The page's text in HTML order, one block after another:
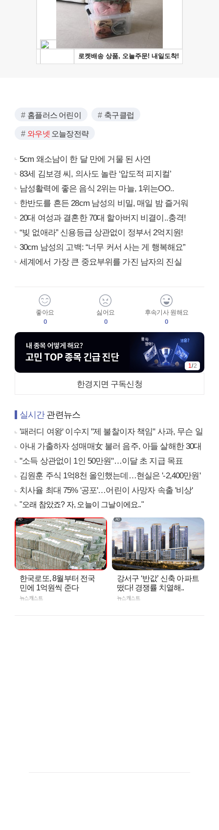
홈플러스 어린이 축구클럽
와우넷 오늘장전략
5cm 왜소남이 한 달 만에 거물 된 사연
83세 김보경 씨, 의사도 놀란 ‘압도적 피지컬’
남성활력에 좋은 음식 2위는 마늘, 1위는OO..
한반도를 흔든 28cm 남성의 비밀, 매일 밤 즐거워
20대 여성과 결혼한 70대 할아버지 비결이..충격!
“빚 없애라” 신용등급 상관없이 정부서 2억지원!
30cm 남성의 고백: “너무 커서 사는 게 행복해요”
세계에서 가장 큰 중요부위를 가진 남자의 진실
좋아요
0
싫어요
0
후속기사 원해요
0
1/2
한경지면 구독신청
실시간관련뉴스
'패러디 여왕' 이수지 "제 불찰이자 책임" 사과, 무슨 일
아내 가출하자 성매매女 불러 음주, 아들 살해한 30대
"소득 상관없이 1인 50만원"…이달 초 지급 목표
김원훈 주식 1억8천 올인했는데…현실은 '-2,400만원'
치사율 최대 75% '공포'…어린이 사망자 속출 '비상'
"오래 참았죠? 자, 오늘이 그날이에요.."
한국로또, 8월부터 전국
민에 1억원씩 준다
뉴스캐스트
강서구 ‘반값’ 신축 아파트
떴다! 경쟁률 치열해..
뉴스캐스트